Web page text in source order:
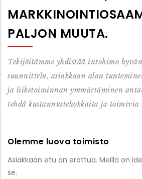
PALJON MUUTA.
Tekijöitämme yhdistää intohimo
suunnittelu, asiakkaan alan
ja liiketoiminnan ymmärtäminen
tehdä kustannustehokkaita ja toimivia
Olemme luova toimisto
Asiakkaan etu on erottua. Meillä on
se.